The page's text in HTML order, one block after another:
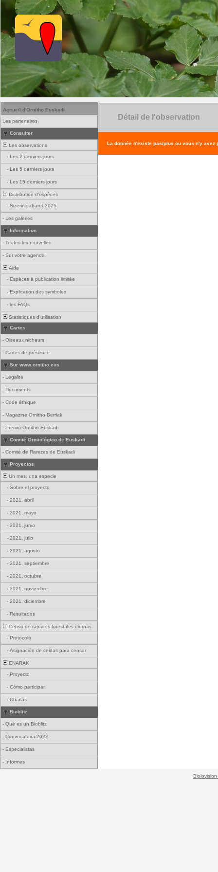
Accueil d'Ornitho Euskadi
Les partenaires
Consulter
Les observations
- Les 2 derniers jours
- Les 5 derniers jours
- Les 15 derniers jours
Distribution d'espèces
- Sizerin cabaret 2025
- Les galeries
Information
- Toutes les nouvelles
- Sur votre agenda
Aide
- Espèces à publication limitée
- Explication des symboles
- les FAQs
Statistiques d'utilisation
Cartes
- Oiseaux nicheurs
- Cartes de présence
Sur www.ornitho.eus
- Légalité
- Documents
- Code éthique
- Magazine Ornitho Berriak
- Premio Ornitho Euskadi
Comité Ornitológico de Euskadi
- Comité de Rarezas de Euskadi
Proyectos
Un mes, una especie
- Sobre el proyecto
- 2021, abril
- 2021, mayo
- 2021, junio
- 2021, julio
- 2021, agosto
- 2021, septiembre
- 2021, octubre
- 2021, noviembre
- 2021, diciembre
- Resultados
Censo de rapaces forestales diurnas
- Protocolo
- Asignación de celdas para censar
ENARAK
- Proyecto
- Cómo participar
- Charlas
Bioblitz
- Qué es un Bioblitz
- Convocatoria 2022
- Especialistas
- Informes
Détail de l'observation
La donnée n'existe pas/plus ou vous n'y avez
Biolovision